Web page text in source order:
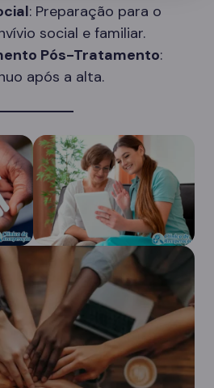
: Preparação para o
social e familiar.
Pós-Tratamento:
após a alta.